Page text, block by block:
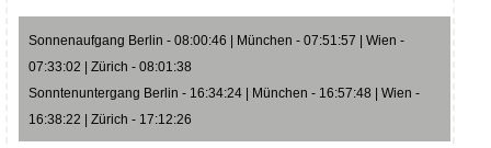
Sonnenaufgang Berlin - 08:00:46 | München - 07:51:57 | Wien -
07:33:02 | Zürich - 08:01:38
Sonntenuntergang Berlin - 16:34:24 | München - 16:57:48 | Wien -
16:38:22 | Zürich - 17:12:26